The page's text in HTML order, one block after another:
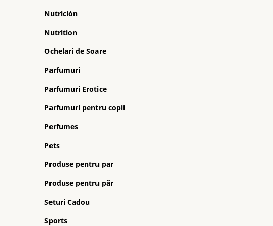
Nutrición
Nutrition
Ochelari de Soare
Parfumuri
Parfumuri Erotice
Parfumuri pentru copii
Perfumes
Pets
Produse pentru par
Produse pentru păr
Seturi Cadou
Sports